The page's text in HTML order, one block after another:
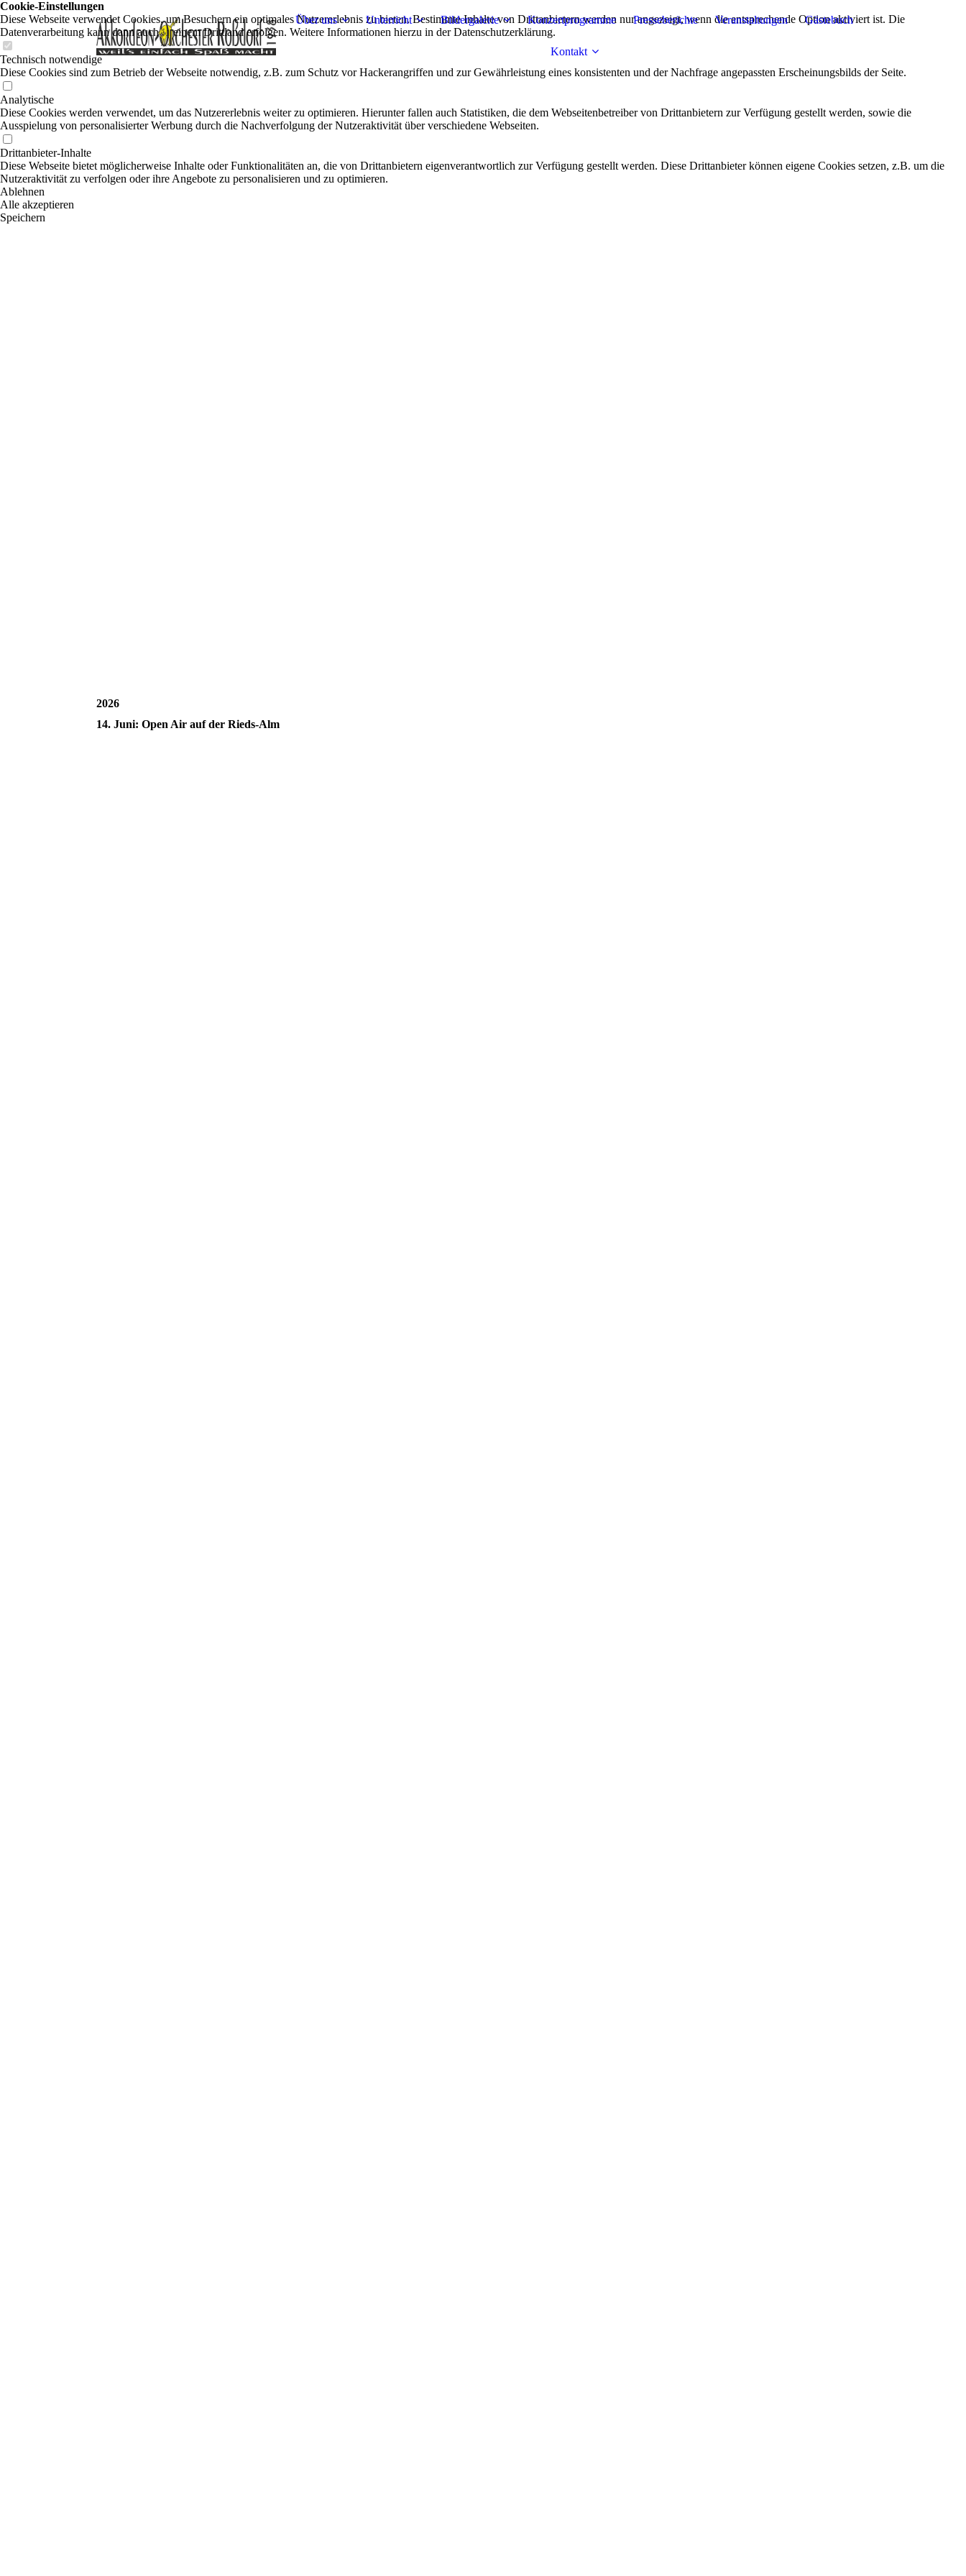
Über uns Unterricht Bildergalerie Konzertprogramme Presseberichte Veranstaltungen Gästebuch
Kontakt
2026
14. Juni: Open Air auf der Rieds-Alm
Cookie-Einstellungen
Diese Webseite verwendet Cookies, um Besuchern ein optimales Nutzererlebnis zu bieten. Bestimmte Inhalte von Drittanbietern werden nur angezeigt, wenn die entsprechende Option aktiviert ist. Die
Datenverarbeitung kann dann auch in einem Drittland erfolgen. Weitere Informationen hierzu in der Datenschutzerklärung.
Technisch notwendige
Diese Cookies sind zum Betrieb der Webseite notwendig, z.B. zum Schutz vor Hackerangriffen und zur Gewährleistung eines konsistenten und der Nachfrage angepassten Erscheinungsbilds der Seite.
Analytische
Diese Cookies werden verwendet, um das Nutzererlebnis weiter zu optimieren. Hierunter fallen auch Statistiken, die dem Webseitenbetreiber von Drittanbietern zur Verfügung gestellt werden, sowie die
Ausspielung von personalisierter Werbung durch die Nachverfolgung der Nutzeraktivität über verschiedene Webseiten.
Drittanbieter-Inhalte
Diese Webseite bietet möglicherweise Inhalte oder Funktionalitäten an, die von Drittanbietern eigenverantwortlich zur Verfügung gestellt werden. Diese Drittanbieter können eigene Cookies setzen, z.B. um die
Nutzeraktivität zu verfolgen oder ihre Angebote zu personalisieren und zu optimieren.
Ablehnen
Alle akzeptieren
Speichern